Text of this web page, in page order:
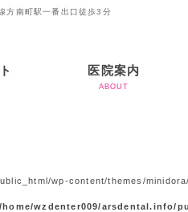
方南町駅一番出口徒歩3分
医院案内
ABOUT
wp-content/themes/
/home/wzdenter009/arsdental.info/